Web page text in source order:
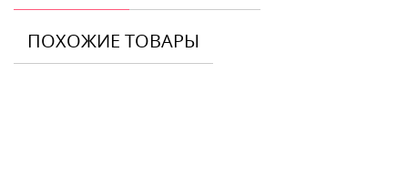
ПОХОЖИЕ ТОВАРЫ